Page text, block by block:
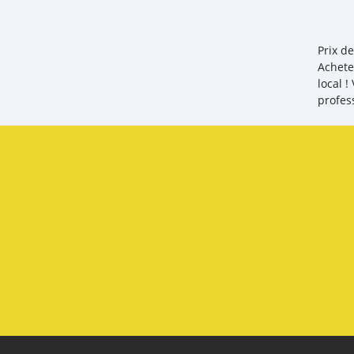
Prix
local !